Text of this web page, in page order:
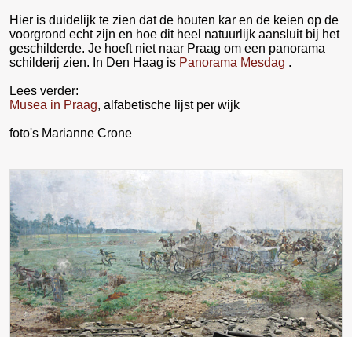
Hier is duidelijk te zien dat de houten kar en de keien op de
voorgrond echt zijn en hoe dit heel natuurlijk aansluit bij het
geschilderde. Je hoeft niet naar Praag om een panorama
schilderij zien. In Den Haag is Panorama Mesdag .
Lees verder:
Musea in Praag, alfabetische lijst per wijk
foto's Marianne Crone